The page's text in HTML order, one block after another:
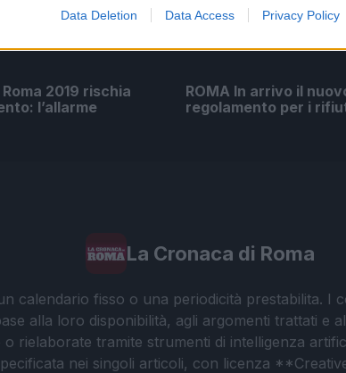
Data Deletion Data Access Privacy Policy
2019 rischia
l’allarme
ROMA In arrivo il
regolamento per i
La Cronaca di Roma
calendario fisso o una periodicità prestabilita. I
alla loro disponibilità, agli argomenti trattati e
rielaborate tramite strumenti di intelligenza
nei singoli articoli, con licenza